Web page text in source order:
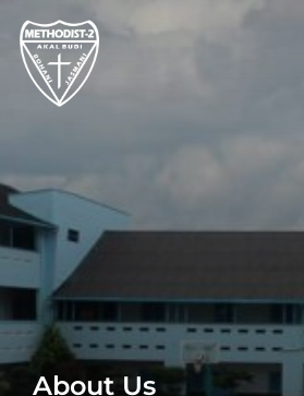
About Us